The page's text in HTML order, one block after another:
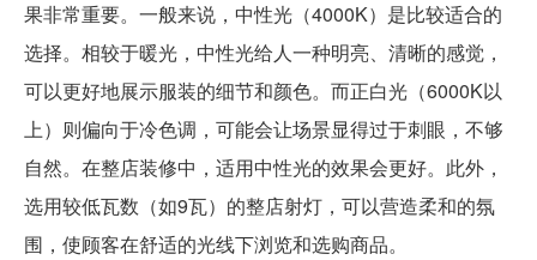
果非常重要。一般来说，中性光（4000K）是比较适合的
选择。相较于暖光，中性光给人一种明亮、清晰的感觉，
可以更好地展示服装的细节和颜色。而正白光（6000K以
上）则偏向于冷色调，可能会让场景显得过于刺眼，不够
自然。在整店装修中，适用中性光的效果会更好。此外，
选用较低瓦数（如9瓦）的整店射灯，可以营造柔和的氛
围，使顾客在舒适的光线下浏览和选购商品。